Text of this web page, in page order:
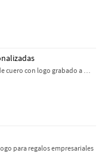
cuero con logo grabado a …
para regalos empresariales